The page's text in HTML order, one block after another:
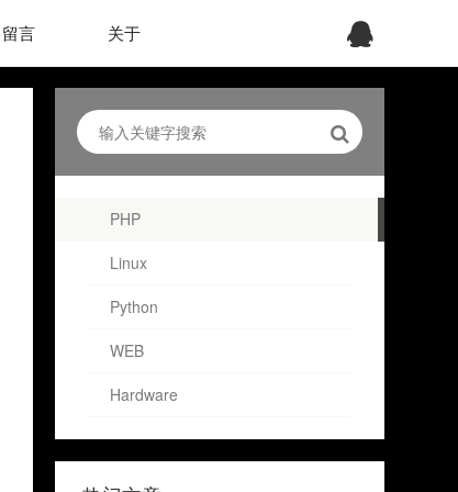
留言 关于
PHP
Linux
Python
WEB
Hardware